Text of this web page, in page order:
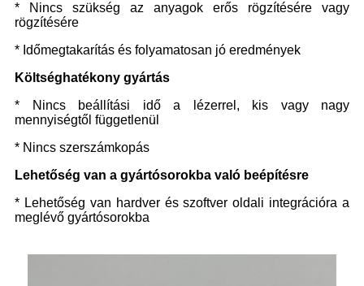
* Nincs szükség az anyagok erős rögzítésére vagy
rögzítésére
* Időmegtakarítás és folyamatosan jó eredmények
Költséghatékony gyártás
* Nincs beállítási idő a lézerrel, kis vagy nagy
mennyiségtől függetlenül
* Nincs szerszámkopás
Lehetőség van a gyártósorokba való beépítésre
* Lehetőség van hardver és szoftver oldali integrációra a
meglévő gyártósorokba